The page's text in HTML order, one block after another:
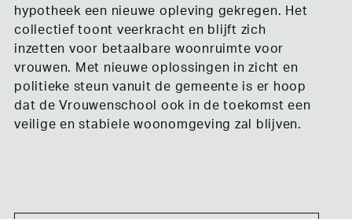
hypotheek een nieuwe opleving gekregen. Het
collectief toont veerkracht en blijft zich
inzetten voor betaalbare woonruimte voor
vrouwen. Met nieuwe oplossingen in zicht en
politieke steun vanuit de gemeente is er hoop
dat de Vrouwenschool ook in de toekomst een
veilige en stabiele woonomgeving zal blijven.